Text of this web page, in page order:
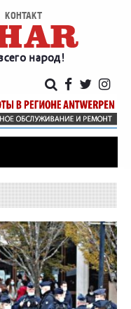
КОНТАКТ